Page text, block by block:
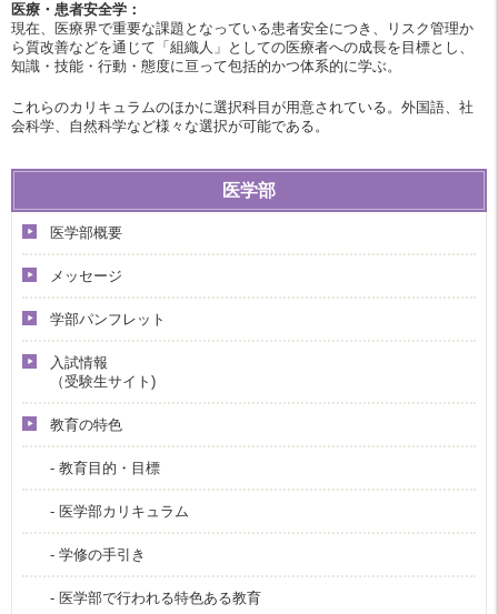
医療・患者安全学：
現在、医療界で重要な課題となっている患者安全につき、リスク管理か
ら質改善などを通じて「組織人」としての医療者への成長を目標とし、
知識・技能・行動・態度に亘って包括的かつ体系的に学ぶ。
これらのカリキュラムのほかに選択科目が用意されている。外国語、社
会科学、自然科学など様々な選択が可能である。
医学部
医学部概要
メッセージ
学部パンフレット
入試情報
（受験生サイト)
教育の特色
- 教育目的・目標
- 医学部カリキュラム
- 学修の手引き
- 医学部で行われる特色ある教育